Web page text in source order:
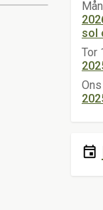
sol
Tor
event